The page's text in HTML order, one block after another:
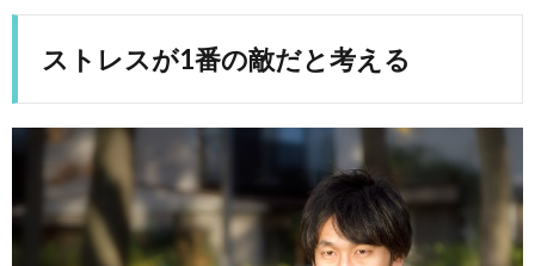
ストレスが1番の敵だと考える